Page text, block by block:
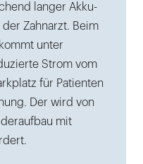
langer Akku-
Zahnarzt. Beim
unter
Strom vom
für Patienten
Der wird von
mit